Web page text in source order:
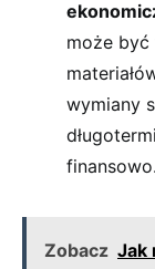
może
wymiany
finansowo.
Zobacz Jak